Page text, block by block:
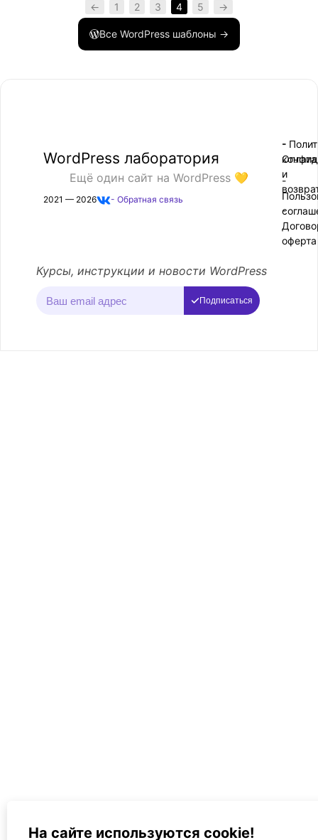
← 1 2 3 4 5 →
Все WordPress шаблоны →
WordPress лаборатория
Ещё один сайт на WordPress 💛
2021 — 2026 - Обратная связь
-
-
-
Оплата
и
-
оферта
Курсы, инструкции и новости WordPress
Подписаться
На сайте используются cookie!